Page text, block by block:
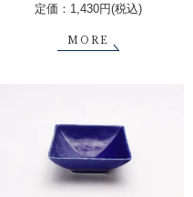
定価：1,430円(税込)
MORE